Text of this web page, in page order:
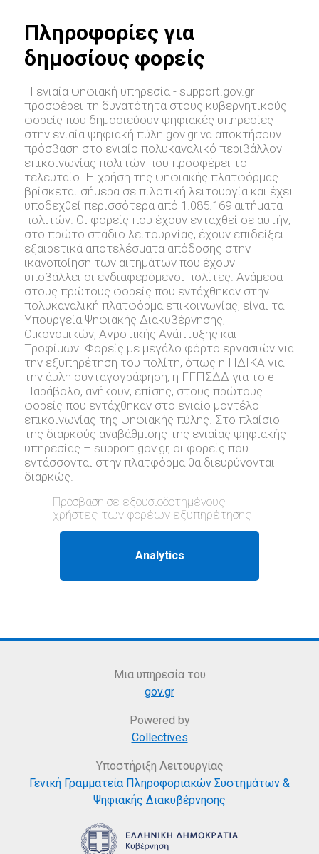
Πληροφορίες για
δημοσίους φορείς
Η ενιαία ψηφιακή υπηρεσία - support.gov.gr
προσφέρει τη δυνατότητα στους κυβερνητικούς
φορείς που δημοσιεύουν ψηφιακές υπηρεσίες
στην ενιαία ψηφιακή πύλη gov.gr να αποκτήσουν
πρόσβαση στο ενιαίο πολυκαναλικό περιβάλλον
επικοινωνίας πολιτών που προσφέρει το
τελευταίο. Η χρήση της ψηφιακής πλατφόρμας
βρίσκεται σήμερα σε πιλοτική λειτουργία και έχει
υποδεχθεί περισσότερα από 1.085.169 αιτήματα
πολιτών. Οι φορείς που έχουν ενταχθεί σε αυτήν,
στο πρώτο στάδιο λειτουργίας, έχουν επιδείξει
εξαιρετικά αποτελέσματα απόδοσης στην
ικανοποίηση των αιτημάτων που έχουν
υποβάλλει οι ενδιαφερόμενοι πολίτες. Ανάμεσα
στους πρώτους φορείς που εντάχθηκαν στην
πολυκαναλική πλατφόρμα επικοινωνίας, είναι τα
Υπουργεία Ψηφιακής Διακυβέρνησης,
Οικονομικών, Αγροτικής Ανάπτυξης και
Τροφίμων. Φορείς με μεγάλο φόρτο εργασιών για
την εξυπηρέτηση του πολίτη, όπως η ΗΔΙΚΑ για
την άυλη συνταγογράφηση, η ΓΓΠΣΔΔ για το e-
Παράβολο, ανήκουν, επίσης, στους πρώτους
φορείς που εντάχθηκαν στο ενιαίο μοντέλο
επικοινωνίας της ψηφιακής πύλης. Στο πλαίσιο
της διαρκούς αναβάθμισης της ενιαίας ψηφιακής
υπηρεσίας – support.gov.gr, oι φορείς που
εντάσσονται στην πλατφόρμα θα διευρύνονται
διαρκώς.
Πρόσβαση σε εξουσιοδοτημένους
χρήστες των φορέων εξυπηρέτησης
Μια υπηρεσία του
gov.gr
Powered by
Collectives
Υποστήριξη Λειτουργίας
Γενική Γραμματεία Πληροφοριακών Συστημάτων &
Ψηφιακής Διακυβέρνησης